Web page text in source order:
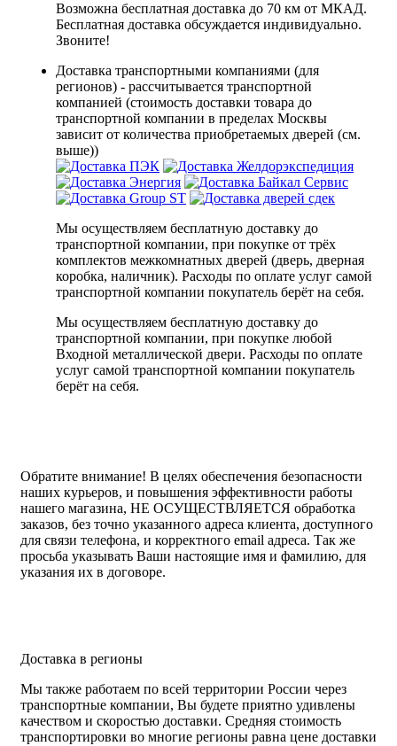
Возможна бесплатная доставка до 70 км от МКАД.
Бесплатная доставка обсуждается индивидуально.
Звоните!
Доставка транспортными компаниями (для
регионов) - рассчитывается транспортной
компанией (стоимость доставки товара до
транспортной компании в пределах Москвы
зависит от количества приобретаемых дверей (см.
выше))
Мы осуществляем бесплатную доставку до
транспортной компании, при покупке от трёх
комплектов межкомнатных дверей (дверь, дверная
коробка, наличник). Расходы по оплате услуг самой
транспортной компании покупатель берёт на себя.
Мы осуществляем бесплатную доставку до
транспортной компании, при покупке любой
Входной металлической двери. Расходы по оплате
услуг самой транспортной компании покупатель
берёт на себя.
Обратите внимание! В целях обеспечения безопасности
наших курьеров, и повышения эффективности работы
нашего магазина, НЕ ОСУЩЕСТВЛЯЕТСЯ обработка
заказов, без точно указанного адреса клиента, доступного
для связи телефона, и корректного email адреса. Так же
просьба указывать Ваши настоящие имя и фамилию, для
указания их в договоре.
Доставка в регионы
Мы также работаем по всей территории России через
транспортные компании, Вы будете приятно удивлены
качеством и скоростью доставки. Средняя стоимость
транспортировки во многие регионы равна цене доставки